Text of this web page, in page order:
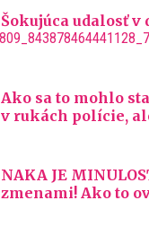
Šokujúca udalosť
Ako sa to mohlo
v rukách polície,
NAKA JE
zmenami! Ako to